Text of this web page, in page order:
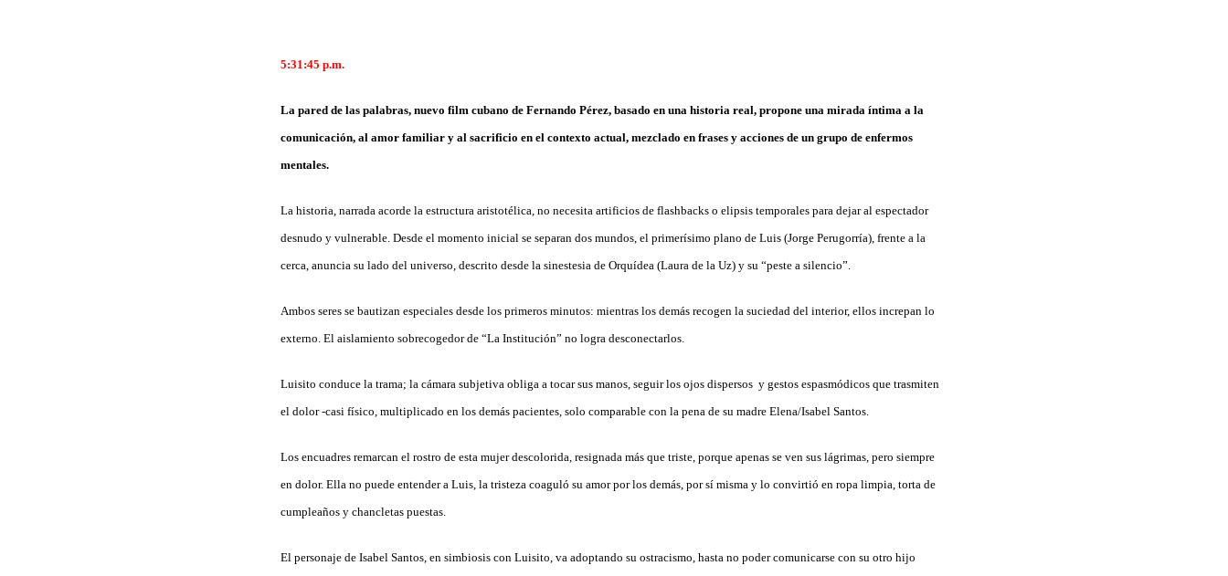
5:31:45 p.m.
La pared de las palabras, nuevo film cubano de Fernando Pérez, basado en una historia real, propone una mirada íntima a la
comunicación, al amor familiar y al sacrificio en el contexto actual, mezclado en frases y acciones de un grupo de enfermos
mentales.
La historia, narrada acorde la estructura aristotélica, no necesita artificios de flashbacks o elipsis temporales para dejar al espectador
desnudo y vulnerable. Desde el momento inicial se separan dos mundos, el primerísimo plano de Luis (Jorge Perugorría), frente a la
cerca, anuncia su lado del universo, descrito desde la sinestesia de Orquídea (Laura de la Uz) y su “peste a silencio”.
Ambos seres se bautizan especiales desde los primeros minutos: mientras los demás recogen la suciedad del interior, ellos increpan lo
externo. El aislamiento sobrecogedor de “La Institución” no logra desconectarlos.
Luisito conduce la trama; la cámara subjetiva obliga a tocar sus manos, seguir los ojos dispersos y gestos espasmódicos que trasmiten
el dolor -casi físico, multiplicado en los demás pacientes, solo comparable con la pena de su madre Elena/Isabel Santos.
Los encuadres remarcan el rostro de esta mujer descolorida, resignada más que triste, porque apenas se ven sus lágrimas, pero siempre
en dolor. Ella no puede entender a Luis, la tristeza coaguló su amor por los demás, por sí misma y lo convirtió en ropa limpia, torta de
cumpleaños y chancletas puestas.
El personaje de Isabel Santos, en simbiosis con Luisito, va adoptando su ostracismo, hasta no poder comunicarse con su otro hijo